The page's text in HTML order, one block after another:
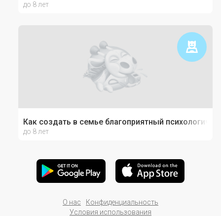
до 8 лет
Как создать в семье благоприятный
до 8 лет
О нас
Конфиденциальность
Условия использования